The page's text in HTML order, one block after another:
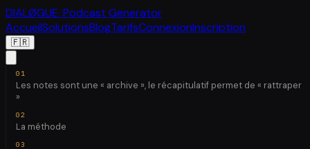
DIALØGUE· Podcast Generator
AccueilSolutionsBlogTarifsConnexionInscription
🇫🇷
Les notes sont une « archive », le récapitulatif permet de « rattraper
»
La méthode